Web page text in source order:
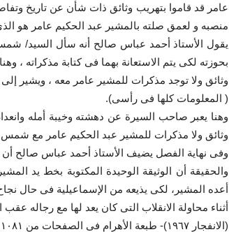
عامر قد قاموا بتهريب وثائق ذات شأن عن تاريخ
منصبه و لعمق صلته بالمشير عبد الحكيم عامر هو
يقول الأستاذ أحمد عباس صالح أنه سأل السيد/
بحوزته لكى يتم الاستعانة بهما فى كتابة مذكراته
وثائق ولا توجد مذكرات للمشير عامر معه ، ويشير
( المعلومات كلها فى رأسى).
وهنا يعبر صاحب السيرة عن دهشته وخيبة أمله
وثائق ولا مذكرات للمشير عبد الحكيم عامر مع شمس
وفى نهاية الفصل يضيف الأستاذ أحمد عباس صالح
والحقيقة أن الوثيقة الوحيدة المكتوبة بخط يد
أعده المشير، لكى يذيعه من الإسماعيلية فى حال
أثناء محاولة الانقلاب التى كان يعد لها مع رجاله
(الانفجار ١٩٦٧)- طبعة الأهرام فى الصفحات من ١٠٨١ إلى ١٠٨٩.